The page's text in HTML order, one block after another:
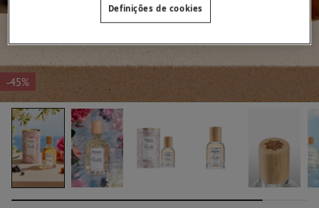
-45%
Definições de cookies